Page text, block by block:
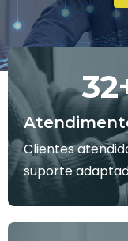
32
Clientes
suporte